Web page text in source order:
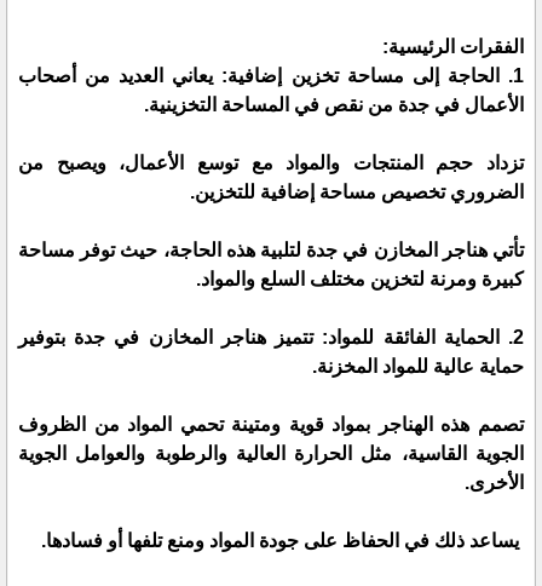
الفقرات الرئيسية:
1. الحاجة إلى مساحة تخزين إضافية: يعاني العديد من أصحاب
الأعمال في جدة من نقص في المساحة التخزينية.
تزداد حجم المنتجات والمواد مع توسع الأعمال، ويصبح من
الضروري تخصيص مساحة إضافية للتخزين.
تأتي هناجر المخازن في جدة لتلبية هذه الحاجة، حيث توفر مساحة
كبيرة ومرنة لتخزين مختلف السلع والمواد.
2. الحماية الفائقة للمواد: تتميز هناجر المخازن في جدة بتوفير
حماية عالية للمواد المخزنة.
تصمم هذه الهناجر بمواد قوية ومتينة تحمي المواد من الظروف
الجوية القاسية، مثل الحرارة العالية والرطوبة والعوامل الجوية
الأخرى.
يساعد ذلك في الحفاظ على جودة المواد ومنع تلفها أو فسادها.